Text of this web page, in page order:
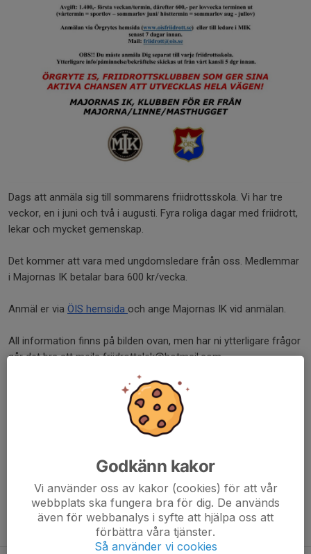
Dags att anmäla sig till sommarens friidrottsskola. Vi har tre
veckor, en i juni och två i augusti. Fyra roliga dagar med friidrott,
lekar och mycket gemenskap.
Det kommer att vara med ungdomsledare från oss. Medlemmar
i Majornas IK betalar bara 600 kr/vecka.
Anmäl er via ÖIS hemsida och ange Majornas IK vid anmälan.
All information finns på bilden ovan, men har ni ytterligare frågor
går det bra att mejla friidrottslek@hotmail.com
Tidigare nyheter
Godkänn kakor
Vi använder oss av kakor (cookies) för att vår
webbplats ska fungera bra för dig. De används
även för webbanalys i syfte att hjälpa oss att
förbättra våra tjänster.
Så använder vi cookies